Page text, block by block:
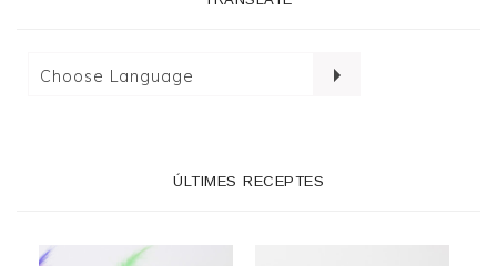
ÚLTIMES RECEPTES